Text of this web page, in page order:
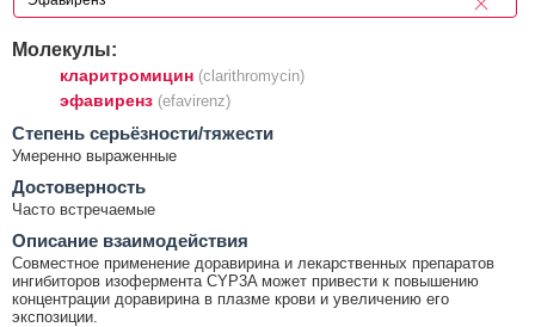
Молекулы:
кларитромицин (clarithromycin)
эфавиренз (efavirenz)
Cтепень серьёзности/тяжести
Умеренно выраженные
Достоверность
Часто встречаемые
Описание взаимодействия
Совместное применение доравирина и лекарственных препаратов
ингибиторов изофермента CYP3A может привести к повышению
концентрации доравирина в плазме крови и увеличению его
экспозиции.